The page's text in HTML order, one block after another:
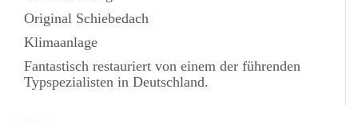
Original Schiebedach
Klimaanlage
Fantastisch restauriert von einem der führenden
Typspezialisten in Deutschland.